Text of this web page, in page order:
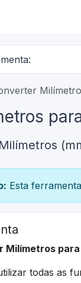
Esta
Milímetros
todas as